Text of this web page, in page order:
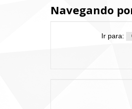
Navegando
Ir para: